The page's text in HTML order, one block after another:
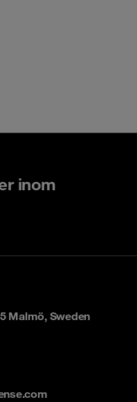
inom
Malmö, Sweden